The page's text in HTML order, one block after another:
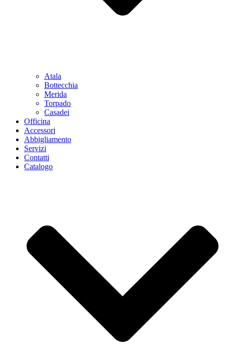
Atala
Bottecchia
Merida
Torpado
Casadei
Officina
Accessori
Abbigliamento
Servizi
Contatti
Catalogo